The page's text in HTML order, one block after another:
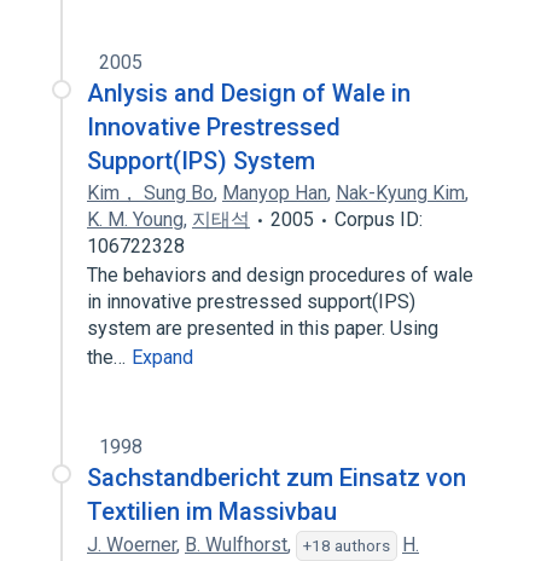
2005
Anlysis and Design of Wale in
Innovative Prestressed
Support(IPS) System
Kim， Sung Bo, Manyop Han, Nak-Kyung Kim,
K. M. Young, 지태석 2005
Corpus ID:
106722328
The behaviors and design procedures of wale
in innovative prestressed support(IPS)
system are presented in this paper. Using
the… Expand
1998
Sachstandbericht zum Einsatz von
Textilien im Massivbau
J. Woerner, B. Wulfhorst, +18 authors
H.